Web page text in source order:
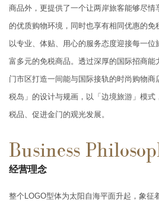
商品外，更提供了一个让两岸旅客能够尽情
的优质购物环境，同时也享有相同优惠的免
以专业、体贴、用心的服务态度迎接每一
富多元的免税商品。透过深厚的国际招商能
门市区打造一间能与国际接轨的时尚购物
税岛」的设计与规画，以「边境旅游」模
税品、促进金门的观光发展。
Business
经营理念
整个LOGO型体为太阳自海平面升起，象征